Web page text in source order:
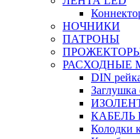
НОЧНИКИ
ПАТРОНЫ
РАСХОДНЫЕ
DIN
Заглушка
КАБЕЛЬ
Колодки